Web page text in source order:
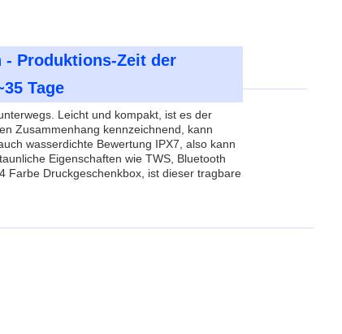
- Produktions-Zeit der
Tage
Leicht und kompakt, ist es der
Zusammenhang kennzeichnend, kann
wasserdichte Bewertung IPX7, also kann
Eigenschaften wie TWS, Bluetooth
Farbe Druckgeschenkbox, ist dieser tragbare